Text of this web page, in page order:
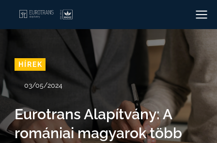
HÍREK
03/05/2024
Eurotrans Alapítvány: A
romániai magyarok több